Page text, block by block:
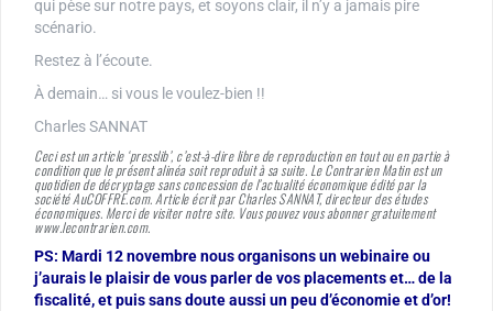
qui pèse sur notre pays, et soyons clair, il n’y a jamais pire
scénario.
Restez à l’écoute.
À demain… si vous le voulez-bien !!
Charles SANNAT
Ceci est un article ‘presslib’, c’est-à-dire libre de reproduction en tout ou en partie à
condition que le présent alinéa soit reproduit à sa suite. Le Contrarien Matin est un
quotidien de décryptage sans concession de l’actualité économique édité par la
société AuCOFFRE.com. Article écrit par Charles SANNAT, directeur des études
économiques. Merci de visiter notre site. Vous pouvez vous abonner gratuitement
www.lecontrarien.com.
PS: Mardi 12 novembre nous organisons un webinaire ou
j’aurais le plaisir de vous parler de vos placements et… de la
fiscalité, et puis sans doute aussi un peu d’économie et d’or!